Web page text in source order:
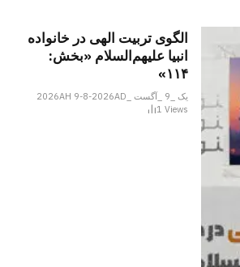
الگوی تربیت الهی در خانواده
انبیا‌‌ علیهم‌السلام «بخش:
۱۱۴»
یک _9 _آگست _2026AH 9-8-2026AD
1Views